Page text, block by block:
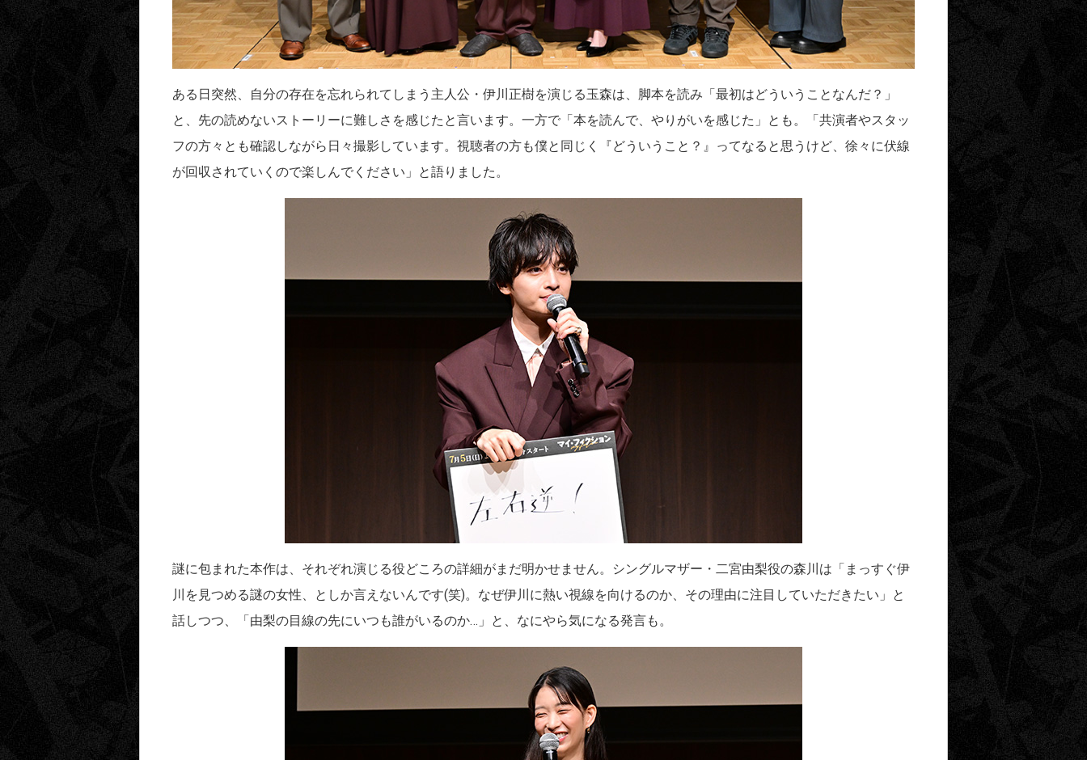
ある日突然、自分の存在を忘れられてしまう主人公・伊川正樹を演じる玉森は、脚本を読み「最初はどういうことなんだ？」
と、先の読めないストーリーに難しさを感じたと言います。一方で「本を読んで、やりがいを感じた」とも。「共演者やスタッ
フの方々とも確認しながら日々撮影しています。視聴者の方も僕と同じく『どういうこと？』ってなると思うけど、徐々に伏線
が回収されていくので楽しんでください」と語りました。
謎に包まれた本作は、それぞれ演じる役どころの詳細がまだ明かせません。シングルマザー・二宮由梨役の森川は「まっすぐ伊
川を見つめる謎の女性、としか言えないんです(笑)。なぜ伊川に熱い視線を向けるのか、その理由に注目していただきたい」と
話しつつ、「由梨の目線の先にいつも誰がいるのか…」と、なにやら気になる発言も。